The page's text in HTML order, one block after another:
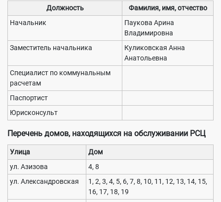
Должность
Фамилия, имя, отчество
Начальник
Паукова Арина
Владимировна
Заместитель начальника
Куликовская Анна
Анатольевна
Специалист по коммунальным
расчетам
Паспортист
Юрисконсульт
Перечень домов, находящихся на обслуживании РСЦ
Улица
Дом
ул. Азизова
4, 8
ул. Александровская
1, 2, 3, 4, 5, 6, 7, 8, 10, 11, 12, 13, 14, 15,
16, 17, 18, 19